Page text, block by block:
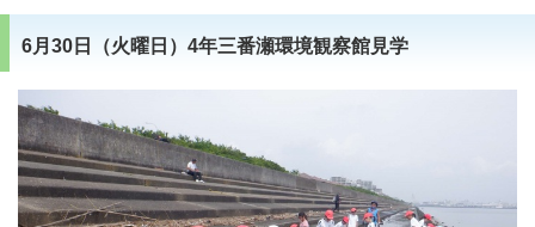
6月30日（火曜日）4年三番瀬環境観察館見学